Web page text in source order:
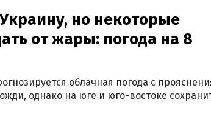
но некоторые
от жары: погода на 8
облачная погода с
однако на юге и юго-востоке